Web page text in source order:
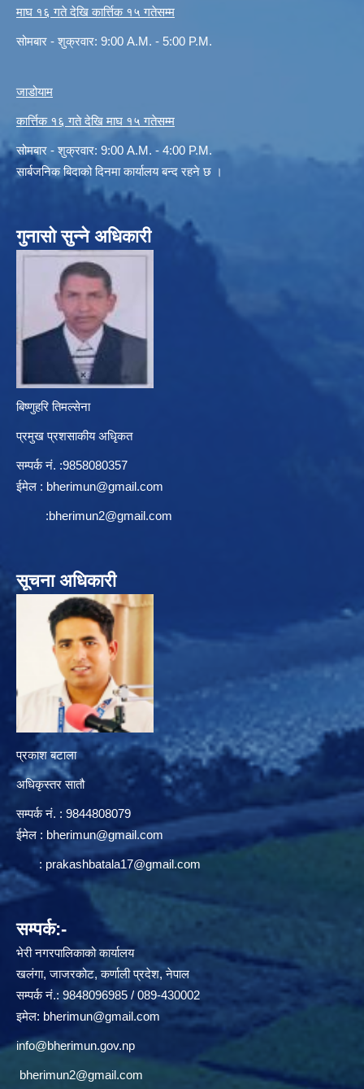
माघ १६ गते देखि कार्त्तिक १५ गतेसम्म
सोमबार - शुक्रवार: 9:00 A.M. - 5:00 P.M.
जाडोयाम
कार्त्तिक १६ गते देखि माघ १५ गतेसम्म
सोमबार - शुक्रवार: 9:00 A.M. - 4:00 P.M.
सार्बजनिक बिदाको दिनमा कार्यालय बन्द रहने छ ।
गुनासो सुन्ने अधिकारी
बिष्णुहरि तिमल्सेना
प्रमुख प्रशसाकीय अधिृकत
सम्पर्क न‌ं. :9858080357
ईमेल : bherimun@gmail.com
:bherimun2@gmail.com
सूचना अधिकारी
प्रकाश बटाला
अधिकृस्तर सातौ
सम्पर्क न‌ं. : 9844808079
ईमेल : bherimun@gmail.com
: prakashbatala17@gmail.com
सम्पर्क:-
भेरी नगरपालिकाको कार्यालय
खलंगा, जाजरकोट, कर्णाली प्रदेश, नेपाल
सम्पर्क नं.: 9848096985 / 089-430002
इमेल: bherimun@gmail.com
info@bherimun.gov.np
bherimun2@gmail.com